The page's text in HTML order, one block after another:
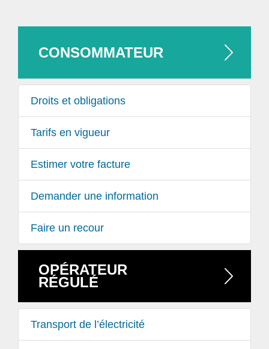
CONSOMMATEUR
Droits et obligations
Tarifs en vigueur
Estimer votre facture
Demander une information
Faire un recour
OPÉRATEUR
RÉGULÉ
Transport de l’électricité